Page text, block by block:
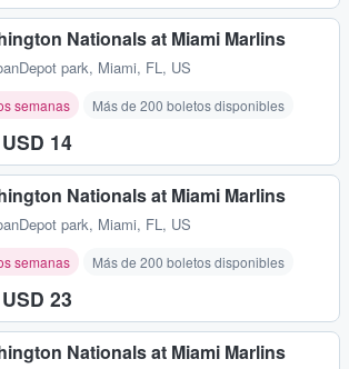
Nationals at Miami Marlins
park, Miami, FL, US
semanas Más de 200 boletos disponibles
USD 14
Nationals at Miami Marlins
park, Miami, FL, US
semanas Más de 200 boletos disponibles
USD 23
Nationals at Miami Marlins